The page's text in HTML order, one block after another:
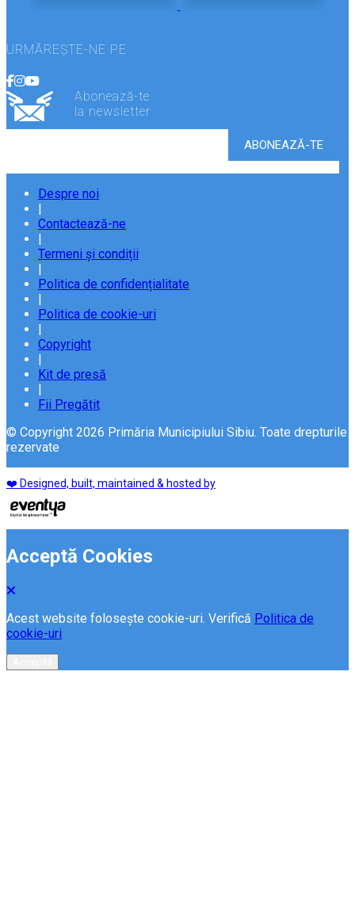
URMĂREȘTE-NE PE
Abonează-te
la newsletter
Despre noi
|
Contactează-ne
|
Termeni și condiții
|
Politica de confidențialitate
|
Politica de cookie-uri
|
Copyright
|
Kit de presă
|
Fii Pregătit
© Copyright 2026 Primăria Municipiului Sibiu. Toate drepturile
rezervate
❤️ Designed, built, maintained & hosted by
Acceptă Cookies
Acest website folosește cookie-uri. Verifică Politica de
cookie-uri